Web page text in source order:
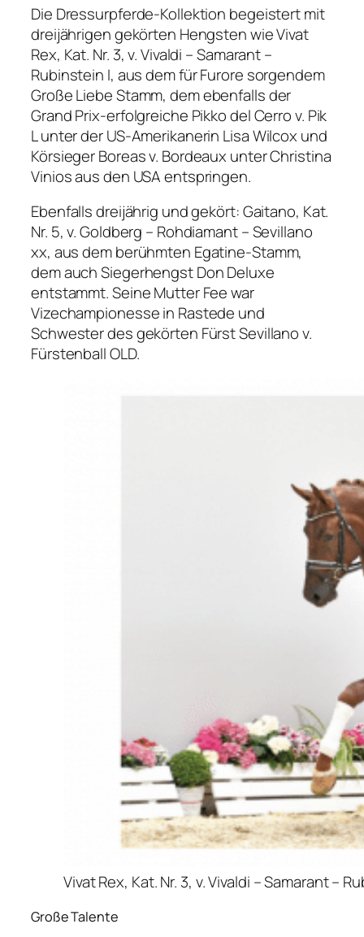
Die Dressurpferde-Kollektion begeistert mit
dreijährigen gekörten Hengsten wie Vivat
Rex, Kat. Nr. 3, v. Vivaldi – Samarant –
Rubinstein I, aus dem für Furore sorgendem
Große Liebe Stamm, dem ebenfalls der
Grand Prix-erfolgreiche Pikko del Cerro v. Pik
L unter der US-Amerikanerin Lisa Wilcox und
Körsieger Boreas v. Bordeaux unter Christina
Vinios aus den USA entspringen.
Ebenfalls dreijährig und gekört: Gaitano, Kat.
Nr. 5, v. Goldberg – Rohdiamant – Sevillano
xx, aus dem berühmten Egatine-Stamm,
dem auch Siegerhengst Don Deluxe
entstammt. Seine Mutter Fee war
Vizechampionesse in Rastede und
Schwester des gekörten Fürst Sevillano v.
Fürstenball OLD.
Vivat Rex, Kat. Nr. 3, v. Vivaldi – Samarant –
Große Talente